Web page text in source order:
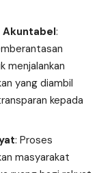
Akuntabel:
menjalankan
yang diambil
kepada
: Proses
masyarakat